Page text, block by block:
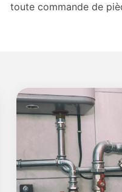
toute commande de